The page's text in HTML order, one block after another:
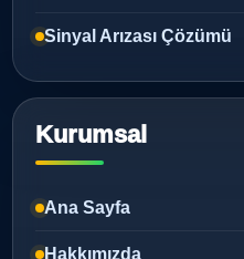
Sinyal Arızası Çözümü
Kurumsal
Ana Sayfa
Hakkımızda